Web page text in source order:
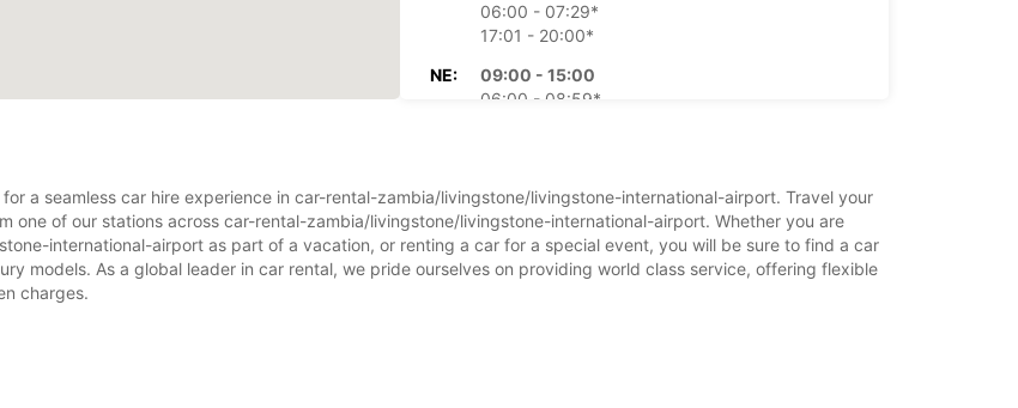
06:00 - 07:29*
17:01 - 20:00*
NE:
09:00 - 15:00
06:00 - 08:59*
lišit.
+260 (212) 627800
a seamless car hire experience in car-rental-zambia/livingstone/livingstone-international-airport. Travel your
one of our stations across car-rental-zambia/livingstone/livingstone-international-airport. Whether you are
international-airport as part of a vacation, or renting a car for a special event, you will be sure to find a car
models. As a global leader in car rental, we pride ourselves on providing world class service, offering flexible
charges.